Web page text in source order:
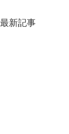
最新記事